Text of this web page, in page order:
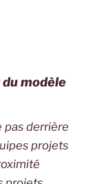
modèle
pas derrière
projets